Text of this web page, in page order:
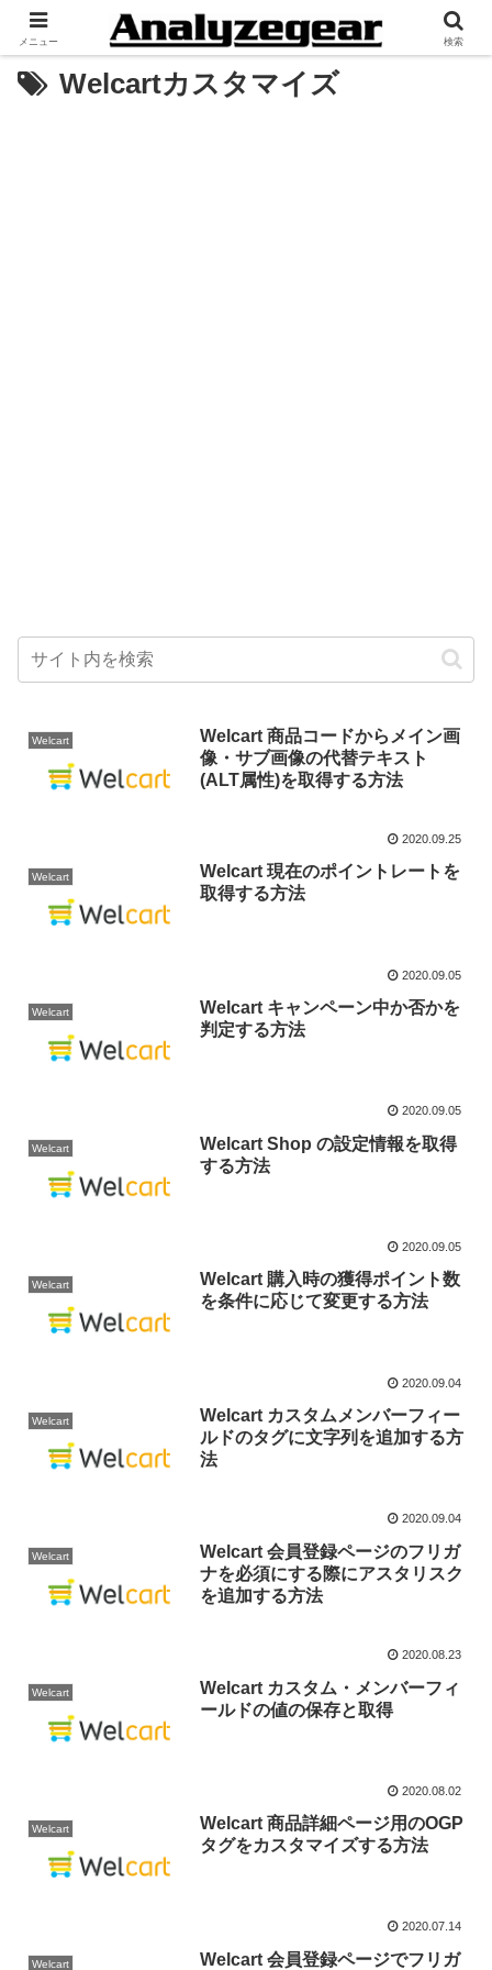
Welcartカスタマイズ
Welcart
Welcart 商品コードからメイン画
像・サブ画像の代替テキスト
(ALT属性)を取得する方法
2020.09.25
Welcart
Welcart 現在のポイントレートを
取得する方法
2020.09.05
Welcart
Welcart キャンペーン中か否かを
判定する方法
2020.09.05
Welcart
Welcart Shop の設定情報を取得
する方法
2020.09.05
Welcart
Welcart 購入時の獲得ポイント数
を条件に応じて変更する方法
2020.09.04
Welcart
Welcart カスタムメンバーフィー
ルドのタグに文字列を追加する方
法
2020.09.04
Welcart
Welcart 会員登録ページのフリガ
ナを必須にする際にアスタリスク
を追加する方法
2020.08.23
Welcart
Welcart カスタム・メンバーフィ
ールドの値の保存と取得
2020.08.02
Welcart
Welcart 商品詳細ページ用のOGP
タグをカスタマイズする方法
2020.07.14
Welcart Welcart 会員登録ページでフリガ
メニュー 検索